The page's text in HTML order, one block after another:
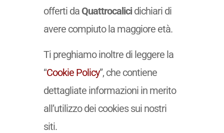
offerti daQuattrocalicidichiari di
avere compiuto la maggiore età.
Ti preghiamo inoltre di leggere la
“Cookie Policy”, che contiene
dettagliate informazioni in merito
all’utilizzo dei cookies sui nostri
siti.